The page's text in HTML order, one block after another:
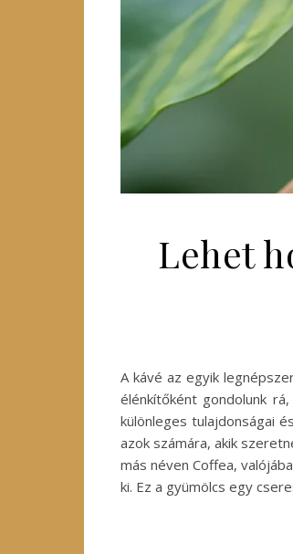
Lehet
A kávé az egyik
élénkítőként gondolunk
különleges tulajdonságai
azok számára, akik
más néven Coffea,
ki. Ez a gyümölcs egy